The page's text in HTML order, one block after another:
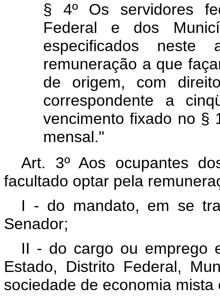
§ 4º Os servidores
Federal e dos
especificados neste
remuneração a que
de origem, com
correspondente a
vencimento fixado no §
mensal."
Art. 3º Aos ocupantes
facultado optar pela
I - do mandato, em se
Senador;
II - do cargo ou emprego
Estado, Distrito Federal,
sociedade de economia